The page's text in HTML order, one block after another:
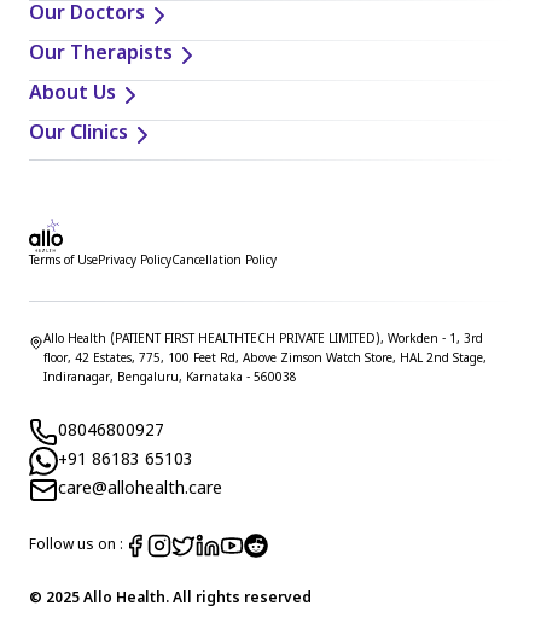
Our Doctors
Our Therapists
About Us
Our Clinics
Terms of UsePrivacy PolicyCancellation Policy
Allo Health (PATIENT FIRST HEALTHTECH PRIVATE LIMITED), Workden - 1, 3rd
floor, 42 Estates, 775, 100 Feet Rd, Above Zimson Watch Store, HAL 2nd Stage,
Indiranagar, Bengaluru, Karnataka - 560038
08046800927
+91 86183 65103
care@allohealth.care
Follow us on :
© 2025 Allo Health. All rights reserved